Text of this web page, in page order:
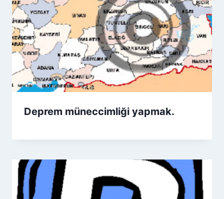
Deprem müneccimliği yapmak.